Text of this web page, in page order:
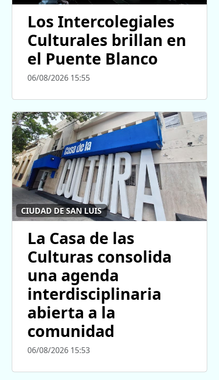
Los Intercolegiales
Culturales brillan en
el Puente Blanco
06/08/2026 15:55
CIUDAD DE SAN LUIS
La Casa de las
Culturas consolida
una agenda
interdisciplinaria
abierta a la
comunidad
06/08/2026 15:53